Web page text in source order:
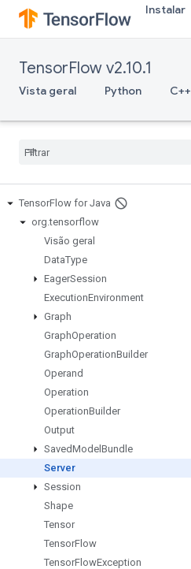
Instalar
TensorFlow v2.10.1
Vista geral Python C++
TensorFlow for Java
org.tensorflow
Visão geral
DataType
EagerSession
ExecutionEnvironment
Graph
GraphOperation
GraphOperationBuilder
Operand
Operation
OperationBuilder
Output
SavedModel Bundle
Server
Session
Shape
Tensor
TensorFlow
TensorFlowException